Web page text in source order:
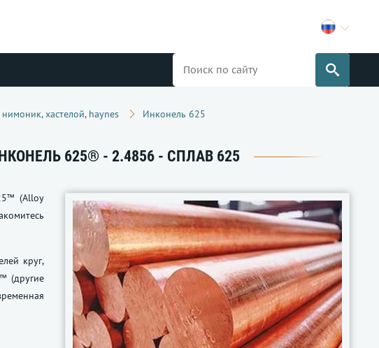
хастелой, haynes Инконель 625
625® - 2.4856 - СПЛАВ 625
(Alloy
круг,
(другие